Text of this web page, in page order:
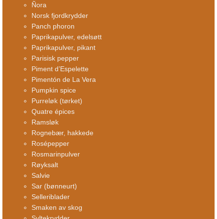
Ñora
Norsk fjordkrydder
Panch phoron
Paprikapulver, edelsøtt
Paprikapulver, pikant
Parisisk pepper
Piment d’Espelette
Pimentón de La Vera
Pumpkin spice
Purreløk (tørket)
Quatre épices
Ramsløk
Rognebær, hakkede
Rosépepper
Rosmarinpulver
Røyksalt
Salvie
Sar (bønneurt)
Selleriblader
Smaken av skog